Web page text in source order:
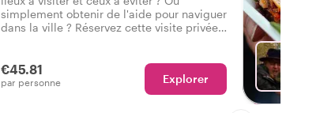
simplement obtenir de l'aide pour naviguer
dans la ville ? Réservez cette visite privée
votre city trip.
€45.81
par personne Explorer